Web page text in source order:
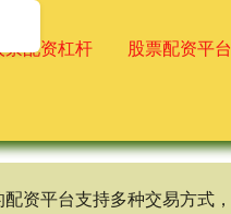
票配资杠杆 股票配资平
资平台支持多种交易方式